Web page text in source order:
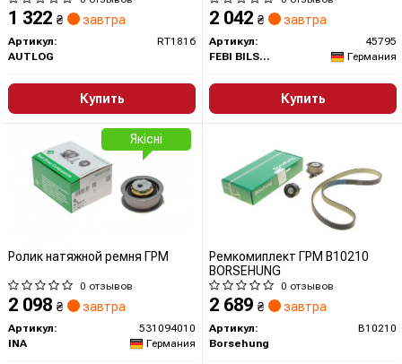
1 322 ₴ завтра
Артикул:
RT1816
AUTLOG
Купить
2 042 ₴ завтра
Артикул:
45795
FEBI BILSTEIN
Германия
Купить
Ролик натяжной ремня ГРМ
0 отзывов
2 098 ₴ завтра
Артикул:
531094010
INA
Германия
Якісні
Ремкомиплект ГРМ B10210
BORSEHUNG
0 отзывов
2 689 ₴ завтра
Артикул:
B10210
Borsehung